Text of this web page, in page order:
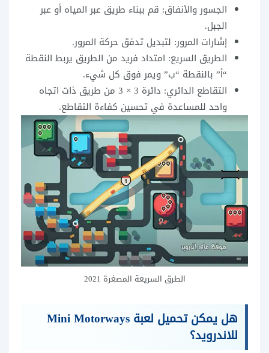
الجسور والأنفاق: قم ببناء طريق عبر المياه أو عبر
الجبل.
إشارات المرور: لتبديل تدفق حركة المرور.
الطريق السريع: امتداد فريد من الطريق يربط النقطة
“أ” بالنقطة “ب” ويمر فوق كل شيء.
التقاطع الدائري: دائرة 3 × 3 من طريق ذات اتجاه
واحد للمساعدة في تحسين كفاءة التقاطع.
الطرق السريعة المصغرة 2021
هل يمكن تحميل لعبة Mini Motorways
للاندرويد؟